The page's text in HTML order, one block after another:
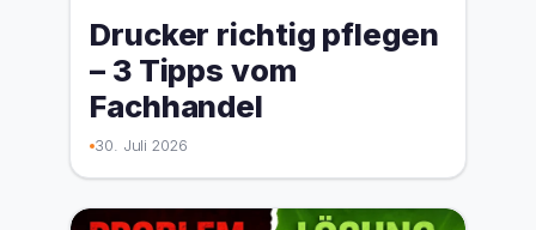
Drucker richtig pflegen
– 3 Tipps vom
Fachhandel
30. Juli 2026